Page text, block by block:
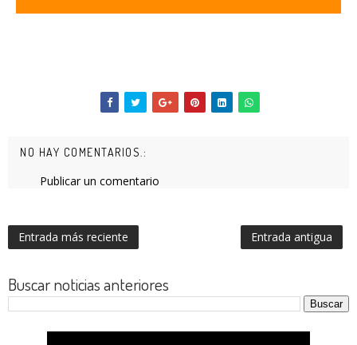
NO HAY COMENTARIOS.:
Publicar un comentario
Entrada más reciente Entrada antigua
Buscar noticias anteriores